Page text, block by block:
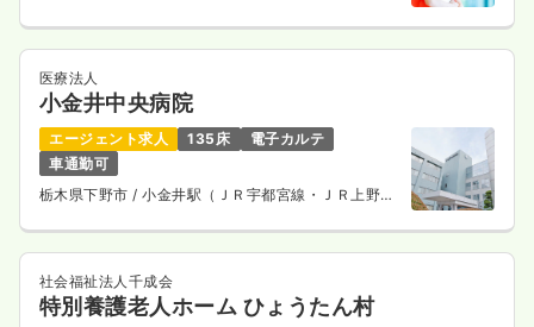
医療法人
小金井中央病院
エージェント求人 135床
電子カルテ
車通勤可
栃木県下野市 / 小金井駅（ＪＲ宇都宮線・ＪＲ上野東
社会福祉法人千成会
特別養護老人ホーム ひょうたん村